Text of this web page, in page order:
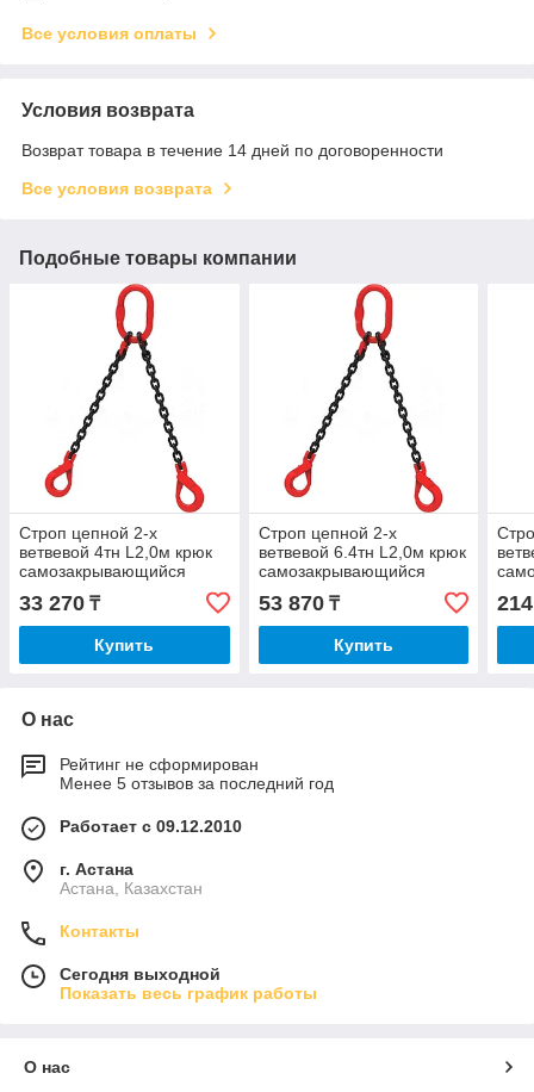
Все условия оплаты
Условия возврата
Возврат товара в течение 14 дней по договоренности
Все условия возврата
Подобные товары компании
Строп цепной 2-х
ветвевой 4тн L2,0м крюк
самозакрывающийся
33 270 ₸
Купить
Строп цепной 2-х
ветвевой 6.4тн L2,0м крюк
самозакрывающийся
53 870₸
Купить
О нас
Рейтинг не сформирован
Менее 5 отзывов за последний год
Работает с 09.12.2010
г. Астана
Астана, Казахстан
Контакты
Сегодня выходной
Показать весь график работы
О нас